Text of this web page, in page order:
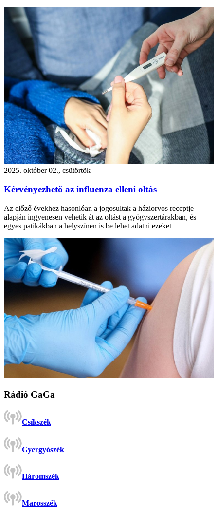
2025. október 02., csütörtök
Kérvényezhető az influenza elleni oltás
Az előző évekhez hasonlóan a jogosultak a háziorvos receptje
alapján ingyenesen vehetik át az oltást a gyógyszertárakban, és
egyes patikákban a helyszínen is be lehet adatni ezeket.
Rádió GaGa
Csíkszék
Gyergyószék
Háromszék
Marosszék